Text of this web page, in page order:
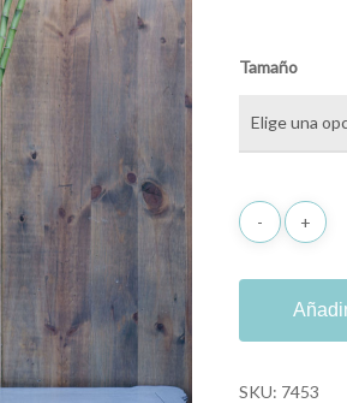
Tamaño
SKU: 7453